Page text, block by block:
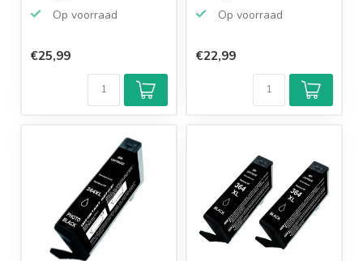
Op voorraad
€25,99
Op voorraad
Klantenbeoordeling
9,2/10
Achteraf
betalen mogelijk
€22,99